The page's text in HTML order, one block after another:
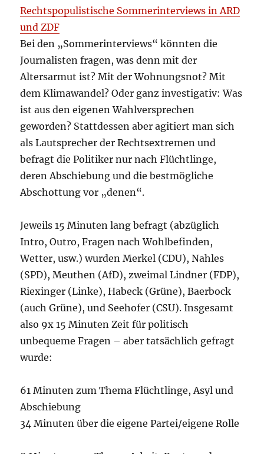
Rechtspopulistische Sommerinterviews in ARD
und ZDF
Bei den „Sommerinterviews“ könnten die
Journalisten fragen, was denn mit der
Altersarmut ist? Mit der Wohnungsnot? Mit
dem Klimawandel? Oder ganz investigativ: Was
ist aus den eigenen Wahlversprechen
geworden? Stattdessen aber agitiert man sich
als Lautsprecher der Rechtsextremen und
befragt die Politiker nur nach Flüchtlinge,
deren Abschiebung und die bestmögliche
Abschottung vor „denen“.
Jeweils 15 Minuten lang befragt (abzüglich
Intro, Outro, Fragen nach Wohlbefinden,
Wetter, usw.) wurden Merkel (CDU), Nahles
(SPD), Meuthen (AfD), zweimal Lindner (FDP),
Riexinger (Linke), Habeck (Grüne), Baerbock
(auch Grüne), und Seehofer (CSU). Insgesamt
also 9x 15 Minuten Zeit für politisch
unbequeme Fragen – aber tatsächlich gefragt
wurde:
61 Minuten zum Thema Flüchtlinge, Asyl und
Abschiebung
34 Minuten über die eigene Partei/eigene Rolle